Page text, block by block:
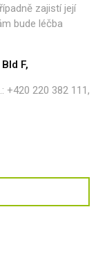
zajistí její
bude léčba
F,
+420 220 382 111,